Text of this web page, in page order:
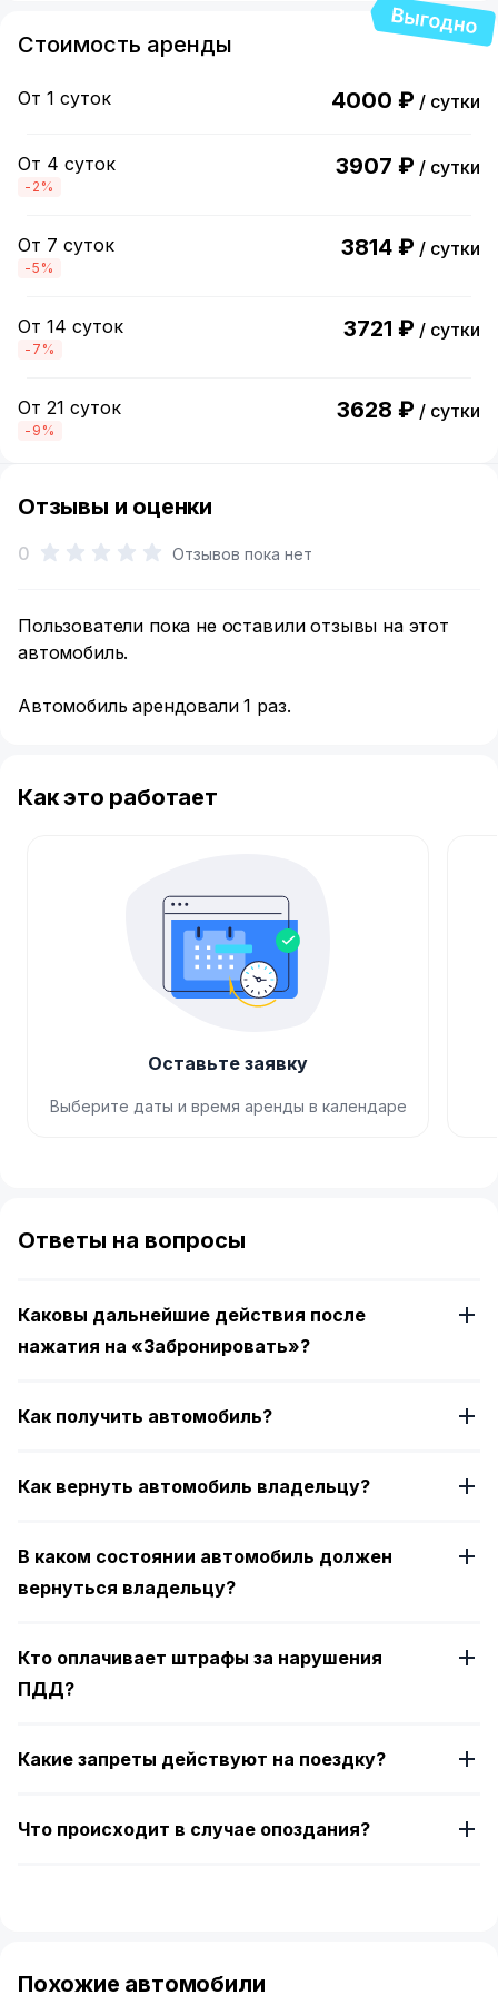
Стоимость аренды
От 1 суток 4000 ₽ / сутки
От 4 суток
-2%
3907 ₽ / сутки
От 7 суток
-5%
3814 ₽ / сутки
От 14 суток
-7%
3721 ₽ / сутки
От 21 суток
-9%
3628 ₽ / сутки
Отзывы и оценки
0 Отзывов пока нет
Пользователи пока не оставили отзывы на этот
автомобиль.
Автомобиль арендовали 1 раз.
Как это работает
Оставьте заявку
Выберите даты и время аренды в календаре
of
4
Ответы на вопросы
Каковы дальнейшие действия после
нажатия на «Забронировать»?
Как получить автомобиль?
Как вернуть автомобиль владельцу?
В каком состоянии автомобиль должен
вернуться владельцу?
Кто оплачивает штрафы за нарушения
ПДД?
Какие запреты действуют на поездку?
Что происходит в случае опоздания?
Похожие автомобили